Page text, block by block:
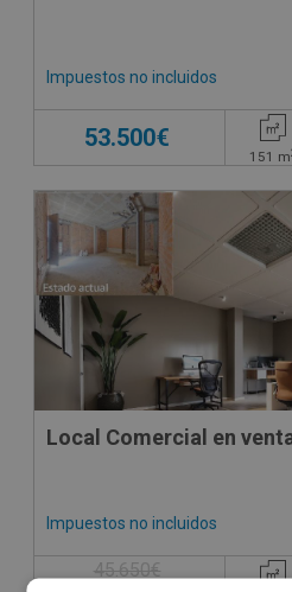
Impuestos no incluidos
53.500€
151 m
Local Comercial en
Impuestos no incluidos
45.650€